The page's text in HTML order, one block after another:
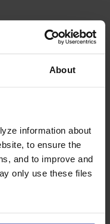
About
information about
to ensure the
and to improve and
only use these files
brát s humorem.